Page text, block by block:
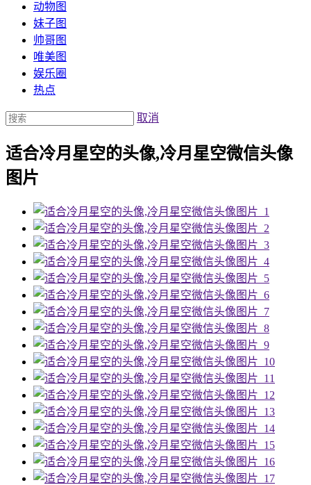
动物图
妹子图
帅哥图
唯美图
娱乐圈
热点
取消
适合冷月星空的头像,冷月星空微信头像
图片